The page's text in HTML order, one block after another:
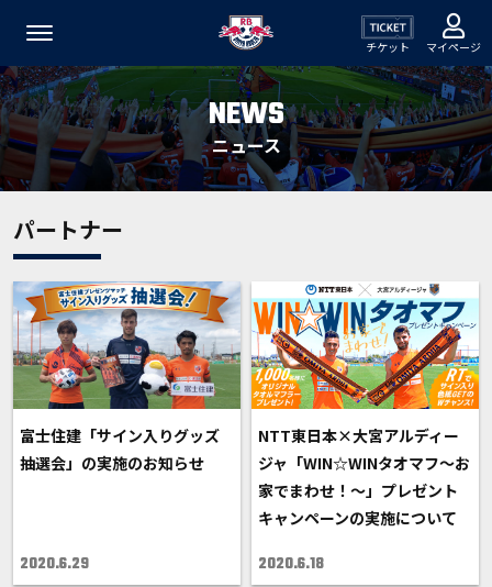
チケット マイページ
NEWS
ニュース
パートナー
富士住建「サイン入りグッズ
抽選会」の実施のお知らせ
2020.6.29
NTT東日本×大宮アルディー
ジャ「WIN☆WINタオマフ〜お
家でまわせ！〜」プレゼント
キャンペーンの実施について
2020.6.18